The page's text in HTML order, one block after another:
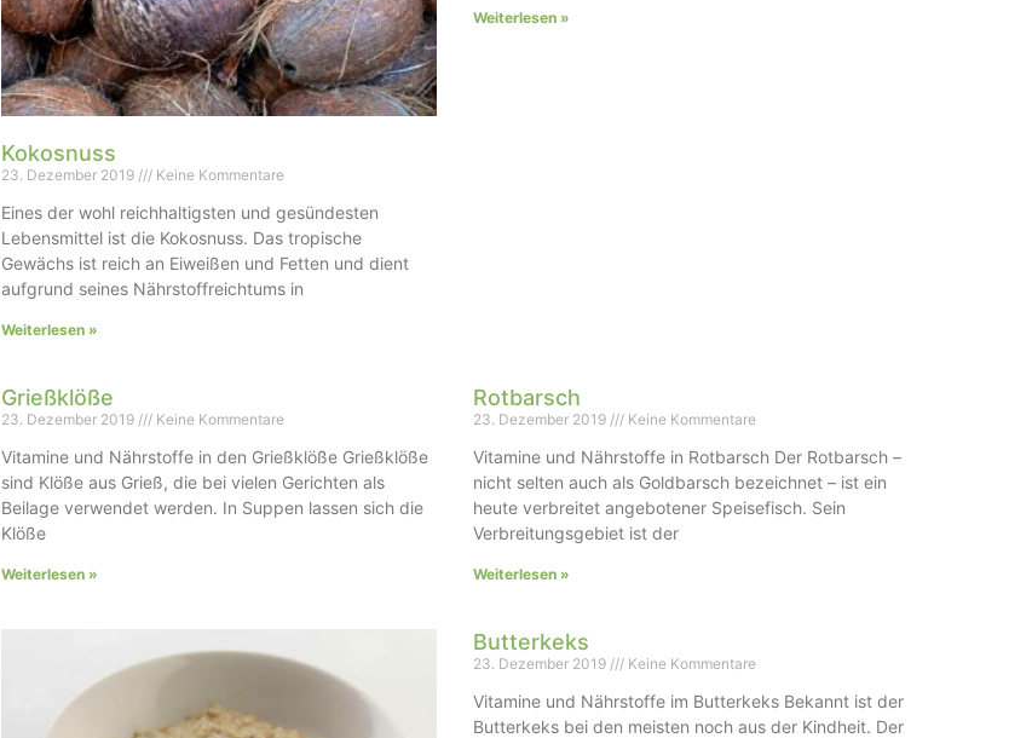
Kokosnuss
23. Dezember 2019 Keine Kommentare
Eines der wohl reichhaltigsten und gesündesten
Lebensmittel ist die Kokosnuss. Das tropische
Gewächs ist reich an Eiweißen und Fetten und dient
aufgrund seines Nährstoffreichtums in
Weiterlesen »
Weiterlesen »
Grießklöße
23. Dezember 2019 Keine Kommentare
Vitamine und Nährstoffe in den Grießklöße Grießklöße
sind Klöße aus Grieß, die bei vielen Gerichten als
Beilage verwendet werden. In Suppen lassen sich die
Klöße
Weiterlesen »
Rotbarsch
23. Dezember 2019 Keine Kommentare
Vitamine und Nährstoffe in Rotbarsch Der Rotbarsch –
nicht selten auch als Goldbarsch bezeichnet – ist ein
heute verbreitet angebotener Speisefisch. Sein
Verbreitungsgebiet ist der
Weiterlesen »
Butterkeks
23. Dezember 2019 Keine Kommentare
Vitamine und Nährstoffe im Butterkeks Bekannt ist der
Butterkeks bei den meisten noch aus der Kindheit. Der